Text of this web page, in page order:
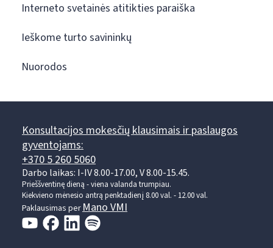
Interneto svetainės atitikties paraiška
Ieškome turto savininkų
Nuorodos
Konsultacijos mokesčių klausimais ir paslaugos
gyventojams:
+370 5 260 5060
Darbo laikas: I-IV 8.00-17.00, V 8.00-15.45.
Prieššventinę dieną - viena valanda trumpiau.
Kiekvieno mėnesio antrą penktadienį 8.00 val. - 12.00 val.
Paklausimas perMano VMI